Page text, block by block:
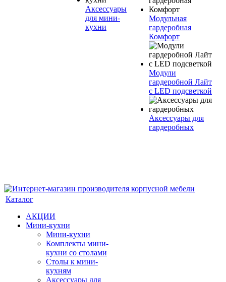
Аксессуары
для мини-
кухни
Модульная
гардеробная
Комфорт
Модули
гардеробной Лайт
с LED подсветкой
Аксессуары для
гардеробных
Каталог
АКЦИИ
Мини-кухни
Мини-кухни
Комплекты мини-
кухни со столами
Столы к мини-
кухням
Аксессуары для